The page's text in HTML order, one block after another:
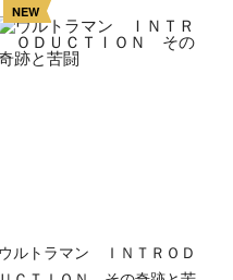
NEW
ウルトラマン ＩＮＴＲＯＤ